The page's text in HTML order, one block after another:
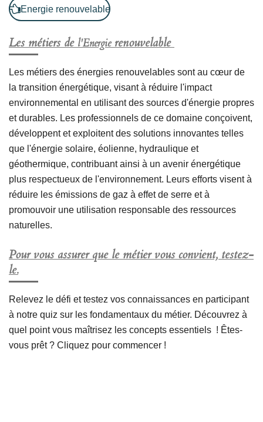
Energie renouvelable
Les métiers de l'Energierenouvelable
Les métiers des énergies renouvelables sont au cœur de
la transition énergétique, visant à réduire l'impact
environnemental en utilisant des sources d'énergie propres
et durables. Les professionnels de ce domaine conçoivent,
développent et exploitent des solutions innovantes telles
que l'énergie solaire, éolienne, hydraulique et
géothermique, contribuant ainsi à un avenir énergétique
plus respectueux de l'environnement. Leurs efforts visent à
réduire les émissions de gaz à effet de serre et à
promouvoir une utilisation responsable des ressources
naturelles.
Pour vous assurer que le métier vous convient, testez-
le.
Relevez le défi et testez vos connaissances en participant
à notre quiz sur les fondamentaux du métier. Découvrez à
quel point vous maîtrisez les concepts essentiels ! Êtes-
vous prêt ? Cliquez pour commencer !